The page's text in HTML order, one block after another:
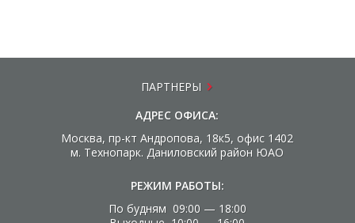
ПАРТНЕРЫ
АДРЕС ОФИСА:
Москва, пр-кт Андропова, 18к5, офис 1402
м. Технопарк. Даниловский район ЮАО
РЕЖИМ РАБОТЫ:
По будням 09:00 — 18:00